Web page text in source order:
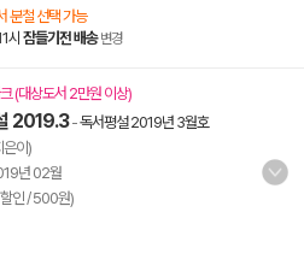
분철 선택 가능
시 잠들기전 배송 변경
(대상도서 2만원 이상)
2019.3-독서평설 2019년 3월호
이)
년 02월
인 / 500원)